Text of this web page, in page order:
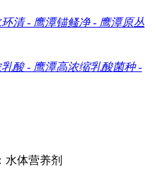
清 - 鹰潭锚鳋净 - 鹰潭原丛
酸 - 鹰潭高浓缩乳酸菌种 -
水体营养剂